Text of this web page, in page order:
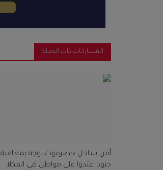
المشاركات ذات الصلة
أمن ساحل حضرموت يوجه بمعاقبة
جنود اعتدوا على مواطن في المكلا